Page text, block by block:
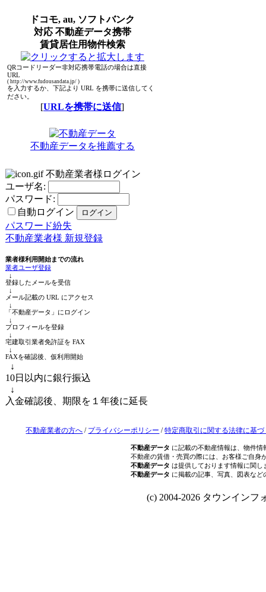
ドコモ, au, ソフトバンク
対応 不動産データ携帯
賃貸居住用物件検索
QRコードリーダー非対応携帯電話の場合は直接
URL
( http://www.fudousandata.jp/ )
を入力するか、下記より URL を携帯に送信してく
ださい。
[URLを携帯に送信]
不動産データを推薦する
不動産業者様ログイン
ユーザ名:
パスワード:
自動ログイン
パスワード紛失
不動産業者様 新規登録
業者様利用開始までの流れ
業者ユーザ登録
↓
登録したメールを受信
↓
メール記載の URL にアクセス
↓
「不動産データ」にログイン
↓
プロフィールを登録
↓
宅建取引業者免許証を FAX
↓
FAXを確認後、仮利用開始
↓
10日以内に銀行振込
↓
入金確認後、期限を１年後に延長
不動産業者の方へ / プライバシーポリシー /特定商取引に関する法律に基
不動産データ に記載の不動産情報は、物件
不動産の賃借・売買の際には、お客様ご自身
不動産データ は提供しております情報に関し
不動産データ に掲載の記事、写真、図表な
(c) 2004-2026 タウンインフ